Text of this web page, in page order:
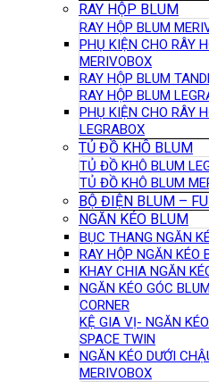
RAY HỘP BLUM
RAY HỘP BLUM
PHỤ KIỆN CHO RÂY
MERIVOBOX
RAY HỘP BLUM
RAY HỘP BLUM
PHỤ KIỆN CHO RÂY
LEGRABOX
TỦ ĐỒ KHÔ BLUM
TỦ ĐỒ KHÔ BLUM
TỦ ĐỒ KHÔ BLUM
BỘ ĐIỆN BLUM –
NGĂN KÉO BLUM
BỤC THANG NGĂN
RAY HỘP NGĂN KÉO
KHAY CHIA NGĂN
NGĂN KÉO GÓC
CORNER
KỆ GIA VỊ- NGĂN
SPACE TWIN
NGĂN KÉO DƯỚI
MERIVOBOX